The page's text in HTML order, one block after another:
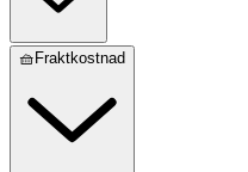
🧺Fraktkostnad